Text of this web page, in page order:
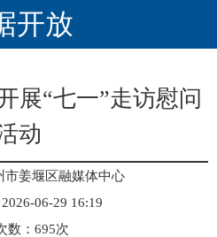
开放
展“七一”走访慰问
动
市姜堰区融媒体中心
06-29 16:19
数： 695次